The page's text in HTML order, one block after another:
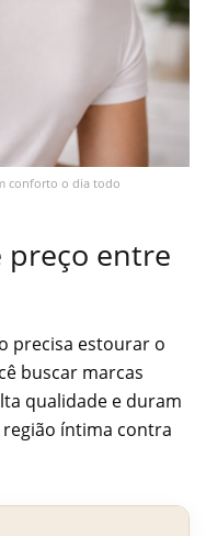
conforto o dia todo
preço entre
precisa estourar o
buscar marcas
qualidade e duram
íntima contra